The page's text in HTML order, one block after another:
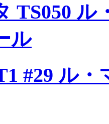
TS050
ル
#29 ル